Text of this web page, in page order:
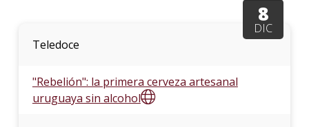
8
DIC
Teledoce
"Rebelión": la primera cerveza artesanal
uruguaya sin alcohol